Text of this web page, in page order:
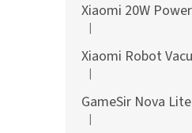
Hodnotenie produktu
|
Hodnotenie produktu
|
Hodnotenie produktu
|